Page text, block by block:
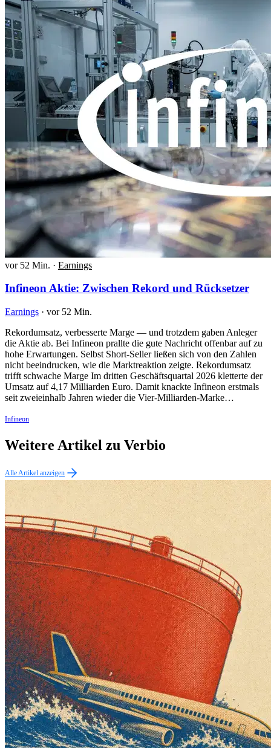
vor 52 Min. · Earnings
Infineon Aktie: Zwischen Rekord und Rücksetzer
Earnings · vor 52 Min.
Rekordumsatz, verbesserte Marge — und trotzdem gaben Anleger
die Aktie ab. Bei Infineon prallte die gute Nachricht offenbar auf zu
hohe Erwartungen. Selbst Short-Seller ließen sich von den Zahlen
nicht beeindrucken, wie die Marktreaktion zeigte. Rekordumsatz
trifft schwache Marge Im dritten Geschäftsquartal 2026 kletterte der
Umsatz auf 4,17 Milliarden Euro. Damit knackte Infineon erstmals
seit zweieinhalb Jahren wieder die Vier-Milliarden-Marke…
Infineon
Weitere Artikel zu Verbio
Alle Artikel anzeigen